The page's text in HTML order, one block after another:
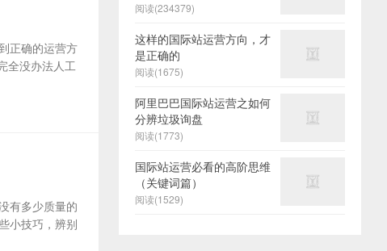
正确的运营方
全没办法人工
有多少质量的
小技巧，辨别
阅读(234379)
这样的国际站运营方向，才
是正确的
阅读(1675)
阿里巴巴国际站运营之如何
分辨垃圾询盘
阅读(1773)
国际站运营必看的高阶思维
（关键词篇）
阅读(1529)